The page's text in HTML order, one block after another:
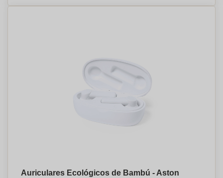
Auriculares Ecológicos de Bambú - Aston